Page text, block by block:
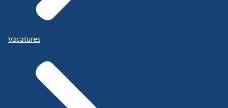
Vacatures